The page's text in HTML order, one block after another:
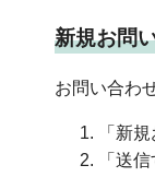
新規お問
お問い合わ
「新
「送